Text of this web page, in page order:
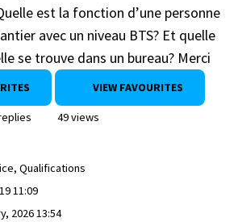
est la fonction d’une personne
avec un niveau BTS? Et quelle
se trouve dans un bureau? Merci
VIEW FAVOURITES
49 views
Qualifications
11:09
2026 13:54